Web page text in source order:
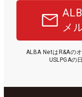
メ
ALBA NetはR&Aの
USLPGAの